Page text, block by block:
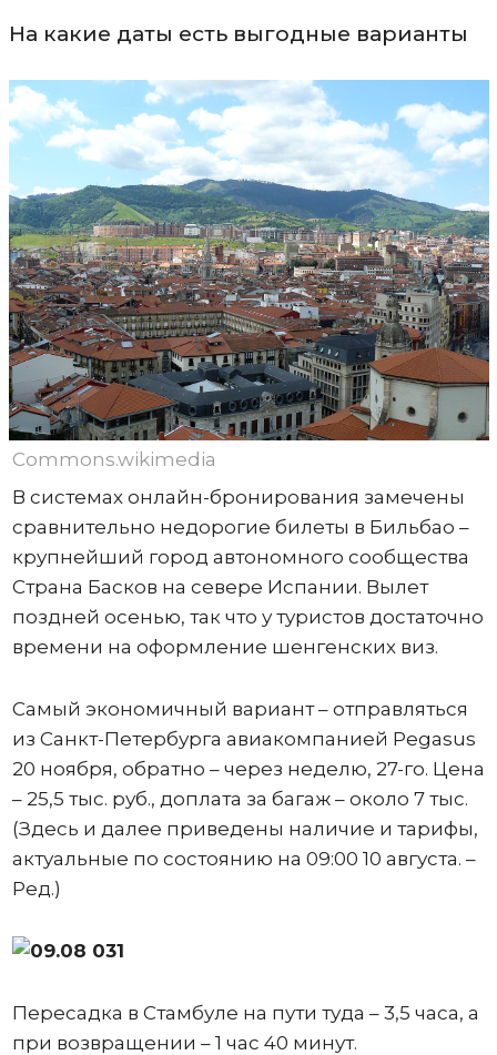
На какие даты есть выгодные варианты
Commons.wikimedia
В системах онлайн-бронирования замечены
сравнительно недорогие билеты в Бильбао –
крупнейший город автономного сообщества
Страна Басков на севере Испании. Вылет
поздней осенью, так что у туристов достаточно
времени на оформление шенгенских виз.
Самый экономичный вариант – отправляться
из Санкт-Петербурга авиакомпанией Pegasus
20 ноября, обратно – через неделю, 27-го. Цена
– 25,5 тыс. руб., доплата за багаж – около 7 тыс.
(Здесь и далее приведены наличие и тарифы,
актуальные по состоянию на 09:00 10 августа. –
Ред.)
Пересадка в Стамбуле на пути туда – 3,5 часа, а
при возвращении – 1 час 40 минут.